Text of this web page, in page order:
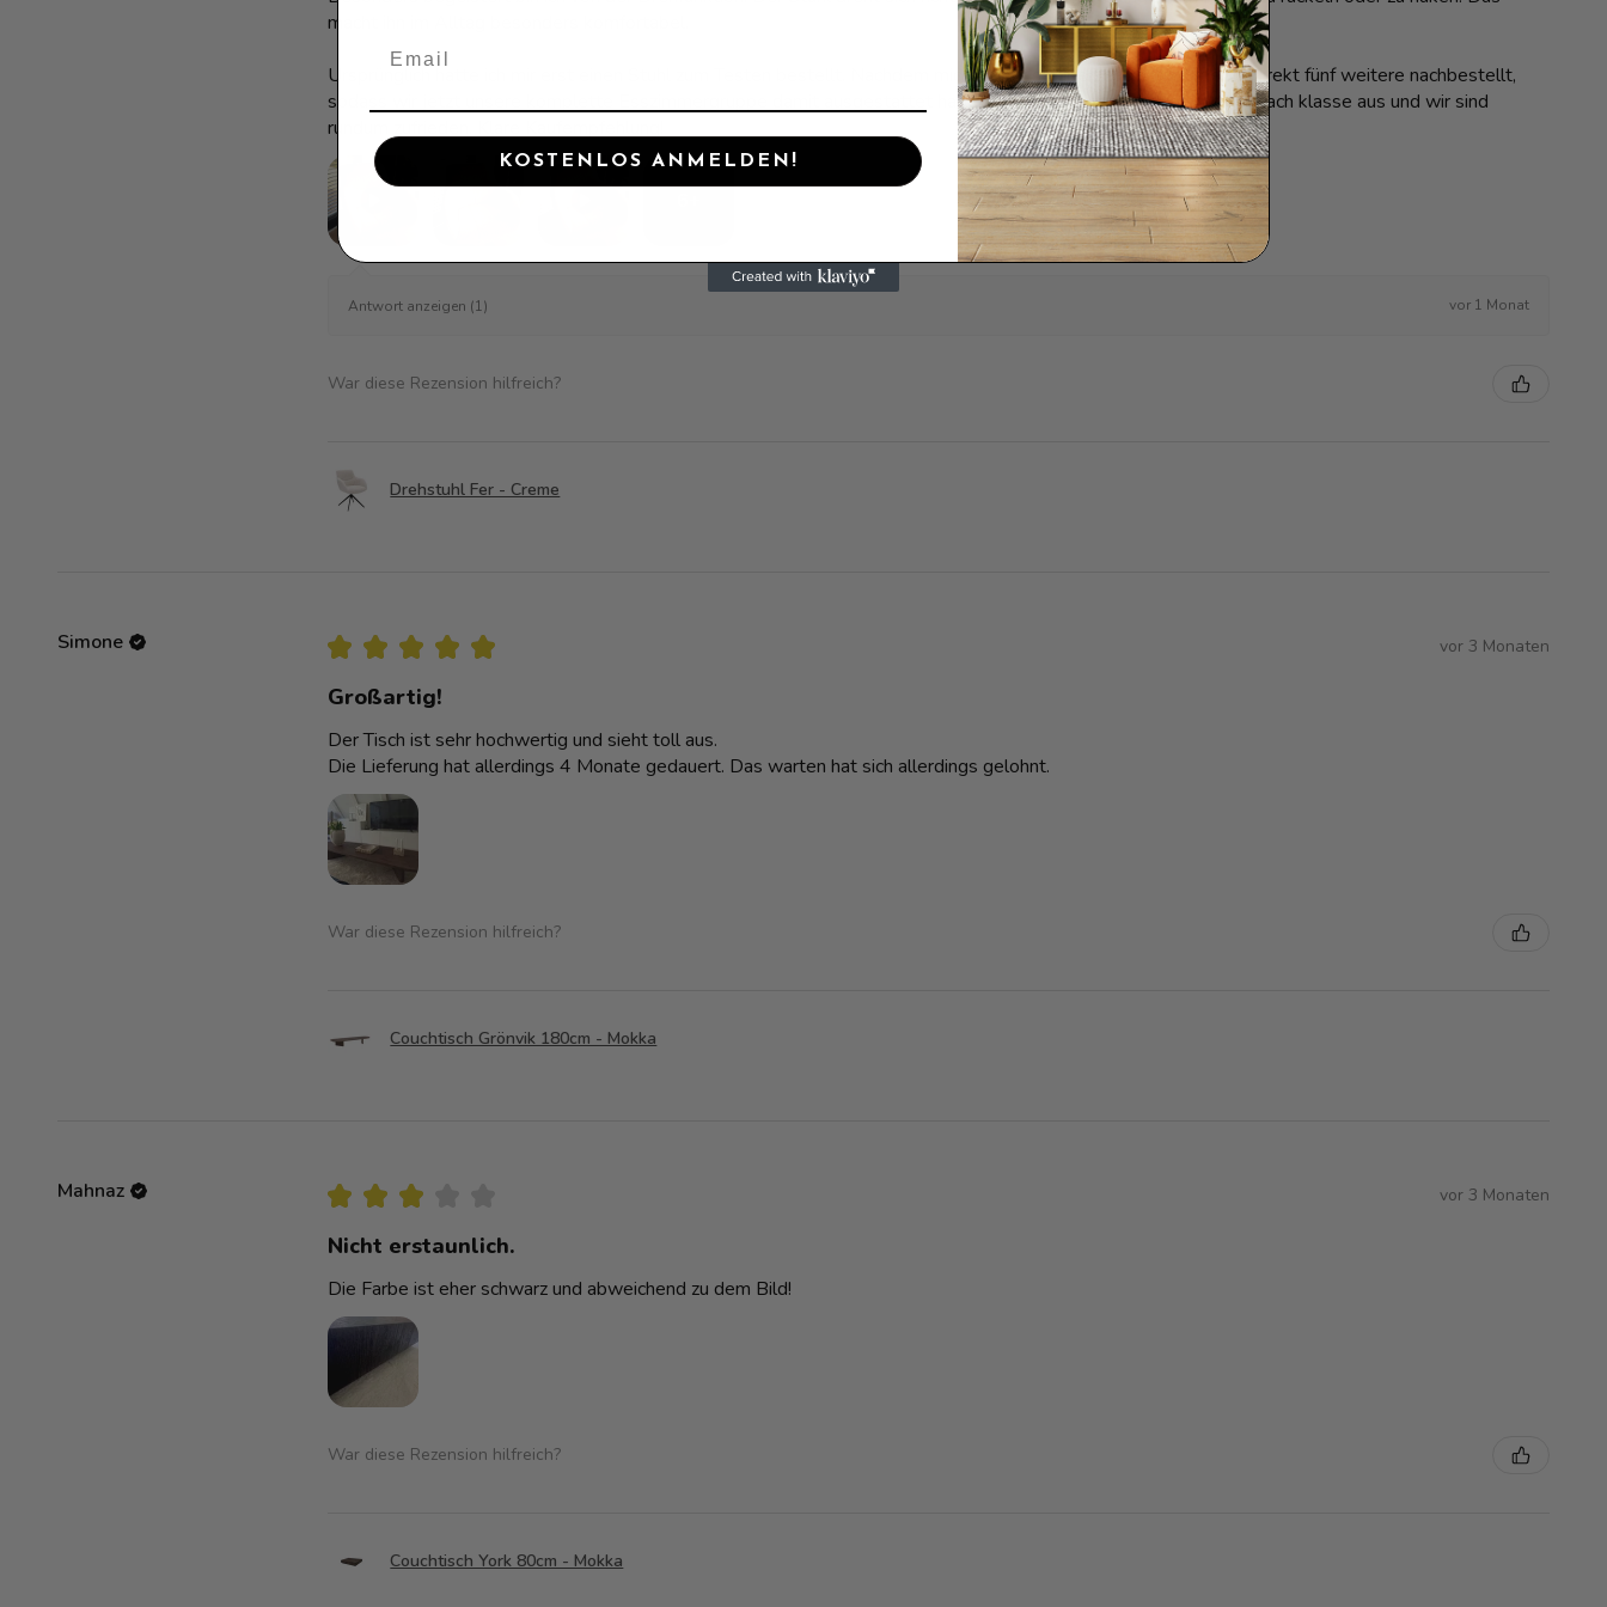
macht ihn im Alltag besonders komfortabel.
Ursprünglich hatte ich mir erst einen Stuhl zum Testen bestellt. Nachdem mich dieser so überzeugt hat, habe ich direkt fünf weitere nachbestellt,
sodass wir jetzt unsere komplette Esszimmergruppe damit ausgestattet haben. Die Stühle sehen zusammen einfach klasse aus und wir sind
rundum zufrieden. Klare Kaufempfehlung!
Antwort anzeigen (1) vor 1 Monat
War diese Rezension hilfreich?
Drehstuhl Fer - Creme
Simone ★ ★ ★ ★ ★ vor 3 Monaten
Großartig!
Der Tisch ist sehr hochwertig und sieht toll aus.
Die Lieferung hat allerdings 4 Monate gedauert. Das warten hat sich allerdings gelohnt.
War diese Rezension hilfreich?
Couchtisch Grönvik 180cm - Mokka
Mahnaz ★ ★ ★ vor 3 Monaten
Nicht erstaunlich.
Die Farbe ist eher schwarz und abweichend zu dem Bild!
War diese Rezension hilfreich?
Couchtisch York 80cm - Mokka
KOSTENLOS ANMELDEN!